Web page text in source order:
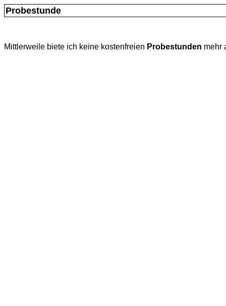
Probestunde
Mittlerweile biete ich keine kostenfreien Probestunden mehr